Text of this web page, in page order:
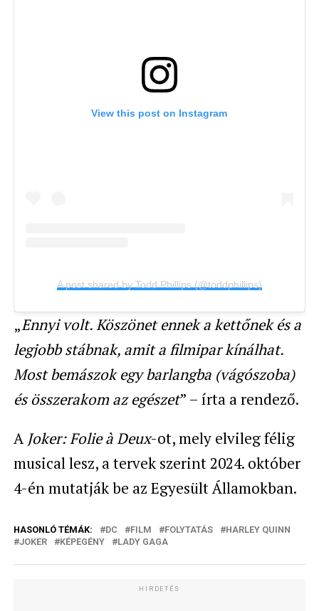
View this post on Instagram
A post shared by Todd Phillips (@toddphillips)
„Ennyi volt. Köszönet ennek a kettőnek és a
legjobb stábnak, amit a filmipar kínálhat.
Most bemászok egy barlangba (vágószoba)
és összerakom az egészet” – írta a rendező.
A Joker: Folie à Deux-ot, mely elvileg félig
musical lesz, a tervek szerint 2024. október
4-én mutatják be az Egyesült Államokban.
HASONLÓ TÉMÁK: DC FILM FOLYTATÁS
HARLEY QUINN
JOKER
KÉPEGÉNY LADY GAGA
HIRDETÉS